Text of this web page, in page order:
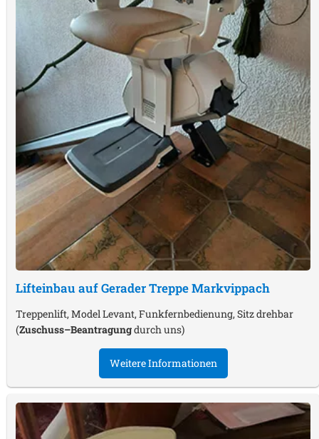
Lifteinbau auf Gerader TreppeMarkvippach
Treppenlift, Model Levant, Funkfernbedienung, Sitz drehbar
(Zuschuss–Beantragungdurch uns)
Weitere Informationen